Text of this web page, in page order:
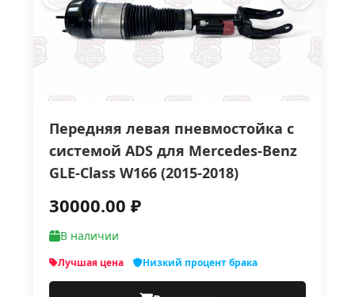
Передняя левая пневмостойка с
системой ADS для Mercedes-Benz
GLE-Class W166 (2015-2018)
30000.00 ₽
В наличии
Лучшая цена Низкий процент брака